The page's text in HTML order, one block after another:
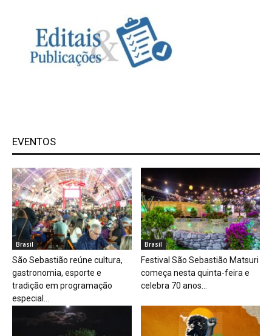
EVENTOS
Brasil
São Sebastião reúne cultura,
gastronomia, esporte e
tradição em programação
especial...
Brasil
Festival São Sebastião Matsuri
começa nesta quinta-feira e
celebra 70 anos...